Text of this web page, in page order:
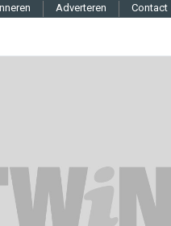
Adverteren Contact